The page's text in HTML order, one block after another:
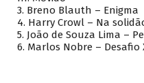
3. Breno Blauth – Enigma
4. Harry Crowl – Na
5. João de Souza Lima –
6. Marlos Nobre –